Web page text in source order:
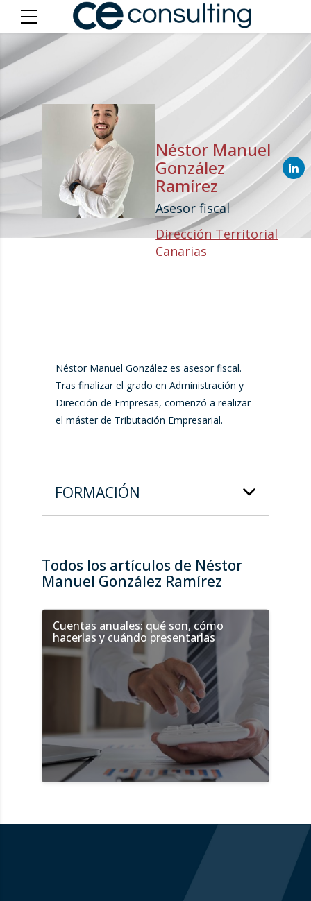
Néstor Manuel
González
Ramírez
Asesor fiscal
Dirección Territorial
Canarias
Néstor Manuel González es asesor fiscal.
Tras finalizar el grado en Administración y
Dirección de Empresas, comenzó a realizar
el máster de Tributación Empresarial.
FORMACIÓN
Todos los artículos de Néstor
Manuel González Ramírez
Cuentas anuales: qué son, cómo
hacerlas y cuándo presentarlas